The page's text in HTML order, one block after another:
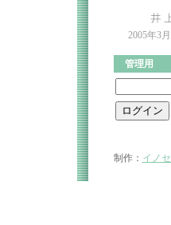
2005年3
管理用
制作： イノ